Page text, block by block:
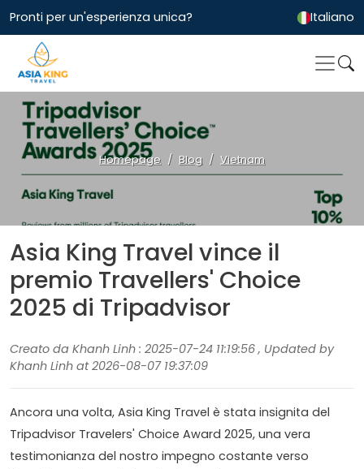
Pronti per un'esperienza unica? Italiano
Homepage Blog Vietnam
Asia King Travel vince il
premio Travellers' Choice
2025 di Tripadvisor
Creato da Khanh Linh : 2025-07-24 11:19:56 , Updated by
Khanh Linh at 2026-08-07 19:37:09
Ancora una volta, Asia King Travel è stata insignita del
Tripadvisor Travelers' Choice Award 2025, una vera
testimonianza del nostro impegno costante verso